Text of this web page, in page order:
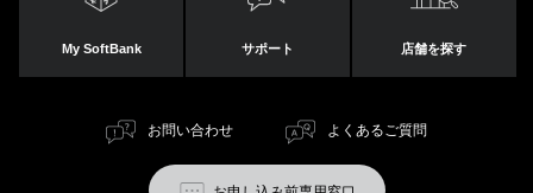
My SoftBank サポート 店舗を探す
お問い合わせ よくあるご質問